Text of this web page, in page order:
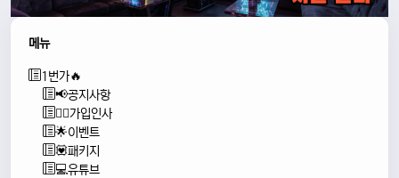
메뉴
1번가🔥
📢공지사항
🙇‍♂️가입인사
🌟이벤트
💟패키지
💻유튜브